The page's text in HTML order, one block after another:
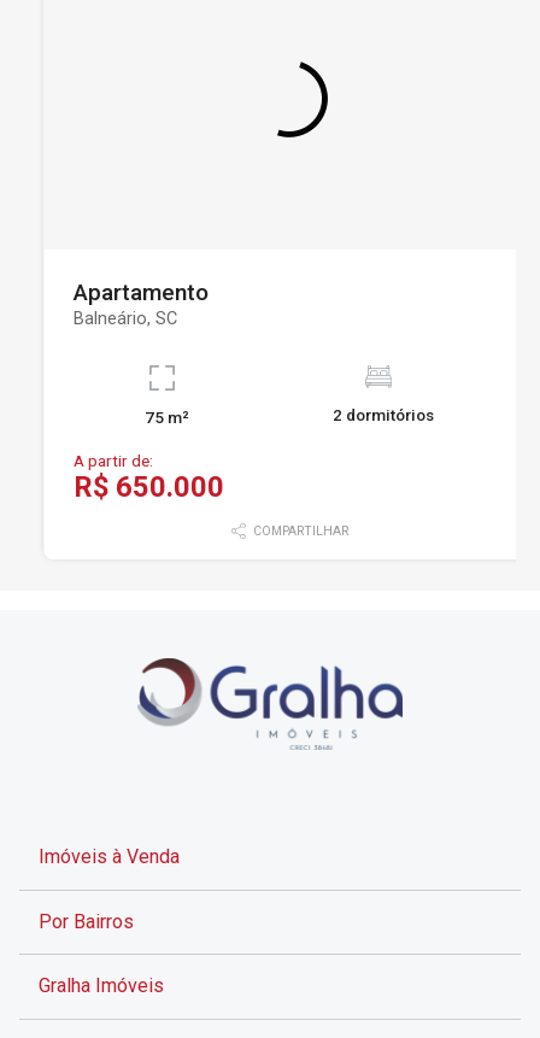
Apartamento
Balneário, SC
75 m² 2 dormitórios
A partir de:
R$ 650.000
COMPARTILHAR
Imóveis à Venda
Por Bairros
Gralha Imóveis